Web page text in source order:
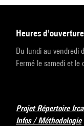
heures d'ouverture
Du lundi au vendredi
Fermé le samedi et le
Projet Répertoire
Infos / Méthodologie